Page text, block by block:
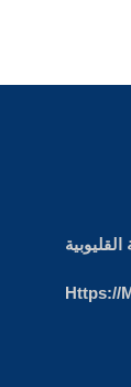
1، محافظة القليوبية
Https://